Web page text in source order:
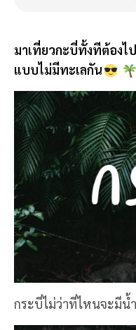
มาเที่ยวกะบี่ทั้งทีต้องไ
แบบไม่มีทะเลกัน
กระบี่ไม่ว่าที่ไหนจะมีน้